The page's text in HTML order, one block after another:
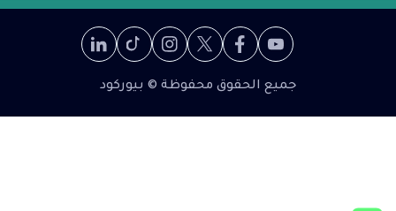
جميع الحقوق محفوظة © بيوركود